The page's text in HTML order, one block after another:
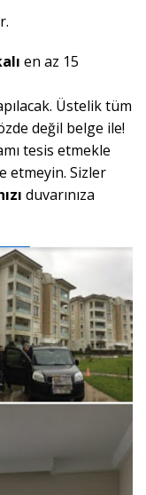
en az 15
Üstelik tüm
değil belge ile!
tesis etmekle
etmeyin. Sizler
duvarınıza